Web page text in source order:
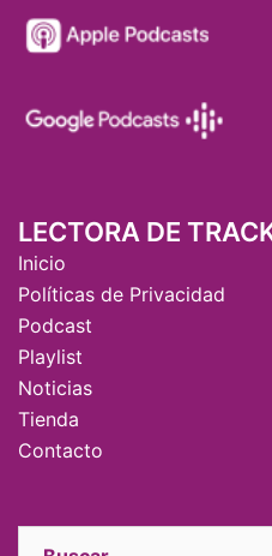
LECTORA DE
Inicio
Políticas de Privacidad
Podcast
Playlist
Noticias
Tienda
Contacto